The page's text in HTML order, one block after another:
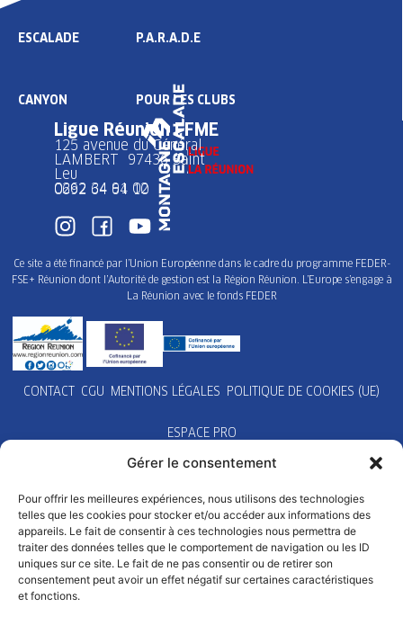
Gérer le consentement
Pour offrir les meilleures expériences, nous utilisons des technologies
telles que les cookies pour stocker et/ou accéder aux informations des
appareils. Le fait de consentir à ces technologies nous permettra de
traiter des données telles que le comportement de navigation ou les ID
uniques sur ce site. Le fait de ne pas consentir ou de retirer son
consentement peut avoir un effet négatif sur certaines caractéristiques
et fonctions.
ESCALADE
CANYON
P.A.R.A.D.E
POUR LES CLUBS
Ligue Réunion FFME
125 avenue du Général
LAMBERT 97436 Saint
Leu
0262 34 91 02
0692 64 64 10
Ce site a été financé par l’Union Européenne dans le cadre du programme FEDER-
FSE+ Réunion dont l’Autorité de gestion est la Région Réunion. L’Europe s’engage à
La Réunion avec le fonds FEDER
CONTACT CGU MENTIONS LÉGALES POLITIQUE DE COOKIES (UE)
ESPACE PRO